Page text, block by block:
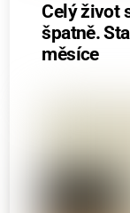
Celý život
špatně.
měsíce